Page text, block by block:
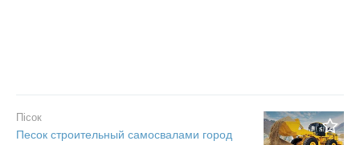
Пісок
Песок строительный самосвалами город